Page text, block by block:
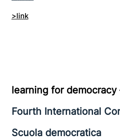
>link
learning for
Fourth International
Scuola democratica